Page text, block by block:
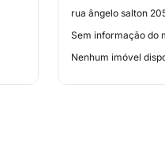
rua ângelo salton
Sem informação do
Nenhum imóvel